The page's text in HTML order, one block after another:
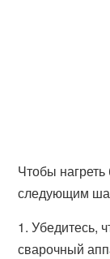
Чтобы
следующим
1. Убедитесь,
сварочный